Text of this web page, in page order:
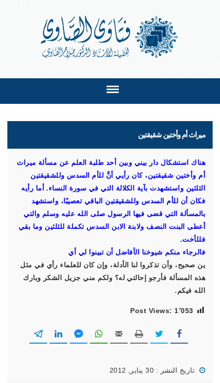
ميراث أم وأختين شقيقتين
هناك استشكال دار بيني وبين أحد طلبة العلم عن مسألة ميراث
أم وأختين شقيقتين، كان رأيي أنَّ للأم السدس وللشقيقتين
الثلثين واستشهدت بآية الكلالة التي في سورة النساء. أما رأيه
فكان أن للأم السدس وللشقيقتين الباقي تعصيبًا، واستشهد
بالمسألة التي قضى فيها الرسول صلى الله عليه وسلم والتي
أعطى البنت النصف ولابنة الابن السدس تكملة للثلثين وما بقي
فللأخت.
فالرجاء منكم شيوخنا الأفاضل أن تبينوا لي أي
ين صحيح، وأن تذكروا لنا الأدلة، وإن كان للعلماء رأي في مثل
هذه المسألة فأرجو إحالتي له؟ ولكم مني جزيل الشكر وبارك
الله فيكم.
Post Views: 1٬053
تاريخ النشر : 30 يناير, 2012